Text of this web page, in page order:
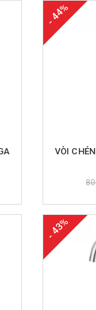
- 44%
VÒI
- 43%